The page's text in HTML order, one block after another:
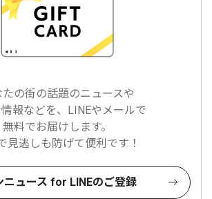
たの街の話題のニュースや
報などを、LINEやメールで
無料でお届けします。
見逃しも防げて便利です！
ニュース for LINEのご登録